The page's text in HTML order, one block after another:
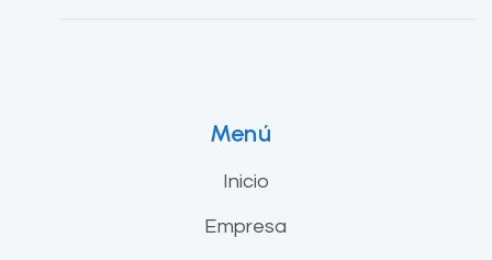
Menú
Inicio
Empresa